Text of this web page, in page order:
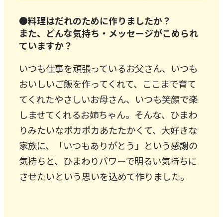
●料理はだれのために作りましたか？
また、どんな気持ち・メッセージがこめられ
ていますか？
いつも仕事を頑張っているお父さん、いつも
おいしいご飯を作ってくれて、ここまで育て
てくれたやさしいお母さん、いつも笑顔で楽
しませてくれるお姉ちゃん。そんな、ひまわ
りみたいなポカポカあたたかくて、大好きな
家族に、「いつもありがとう」という感謝の
気持ちと、ひまわりパワーで明るい気持ちに
させたいという思いを込めて作りました。